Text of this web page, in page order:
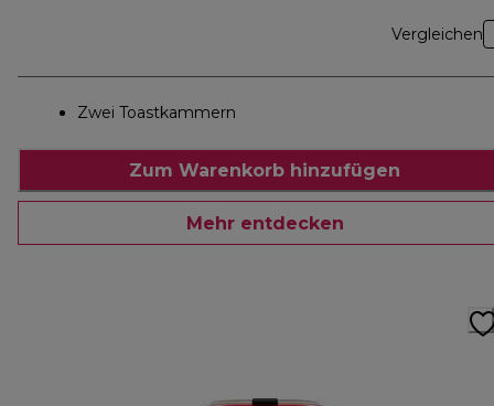
Vergleichen
Zwei Toastkammern
Zum Warenkorb hinzufügen
Mehr entdecken